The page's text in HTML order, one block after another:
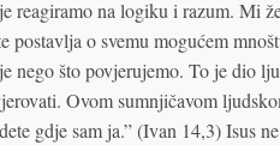
reagiramo na logiku i razum. Mi
postavlja o svemu mogućem
nego što povjerujemo. To je dio
Ovom sumnjičavom
gdje sam ja.” (Ivan 14,3) Isus